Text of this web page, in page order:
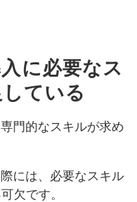
に必要なス
ている
門的なスキルが求め
には、必要なスキル
欠です。